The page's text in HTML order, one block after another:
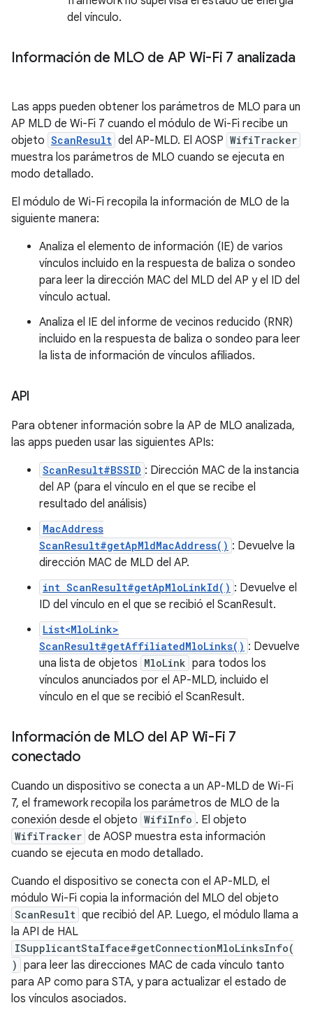
del vínculo.
Información de MLO de AP Wi-Fi 7 analizada
Las apps pueden obtener los parámetros de MLO para un
AP MLD de Wi-Fi 7 cuando el módulo de Wi-Fi recibe un
objeto ScanResult del AP-MLD. El AOSP WifiTracker
muestra los parámetros de MLO cuando se ejecuta en
modo detallado.
El módulo de Wi-Fi recopila la información de MLO de la
siguiente manera:
Analiza el elemento de información (IE) de varios
vínculos incluido en la respuesta de baliza o sondeo
para leer la dirección MAC del MLD del AP y el ID del
vínculo actual.
Analiza el IE del informe de vecinos reducido (RNR)
incluido en la respuesta de baliza o sondeo para leer
la lista de información de vínculos afiliados.
API
Para obtener información sobre la AP de MLO analizada,
las apps pueden usar las siguientes APIs:
ScanResult#BSSID : Dirección MAC de la instancia
del AP (para el vínculo en el que se recibe el
resultado del análisis)
MacAddress
ScanResult#getApMldMacAddress() : Devuelve la
dirección MAC de MLD del AP.
int ScanResult#getApMloLinkId() : Devuelve el
ID del vínculo en el que se recibió el ScanResult.
List<MloLink>
ScanResult#getAffiliatedMloLinks() : Devuelve
una lista de objetos MloLink para todos los
vínculos anunciados por el AP-MLD, incluido el
vínculo en el que se recibió el ScanResult.
Información de MLO del AP Wi-Fi 7
conectado
Cuando un dispositivo se conecta a un AP-MLD de Wi-Fi
7, el framework recopila los parámetros de MLO de la
conexión desde el objeto WifiInfo . El objeto
WifiTracker de AOSP muestra esta información
cuando se ejecuta en modo detallado.
Cuando el dispositivo se conecta con el AP-MLD, el
módulo Wi-Fi copia la información del MLO del objeto
ScanResult que recibió del AP. Luego, el módulo llama a
la API de HAL
ISupplicantStaIface#getConnectionMloLinksInfo(
) para leer las direcciones MAC de cada vínculo tanto
para AP como para STA, y para actualizar el estado de
los vínculos asociados.